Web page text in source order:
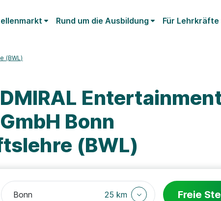
Rund um die Ausbildung Für Lehrkräfte
(BWL)
Bonn
(BWL)
25 km Freie